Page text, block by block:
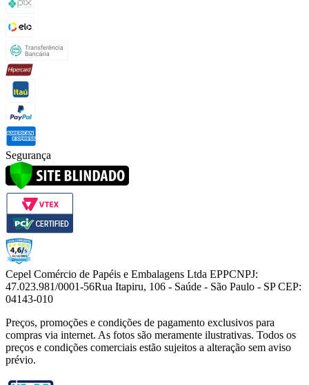
Segurança
Cepel Comércio de Papéis e Embalagens Ltda EPPCNPJ:
47.023.981/0001-56Rua Itapiru, 106 - Saúde - São Paulo - SP CEP:
04143-010
Preços, promoções e condições de pagamento exclusivos para
compras via internet. As fotos são meramente ilustrativas. Todos os
preços e condições comerciais estão sujeitos a alteração sem aviso
prévio.